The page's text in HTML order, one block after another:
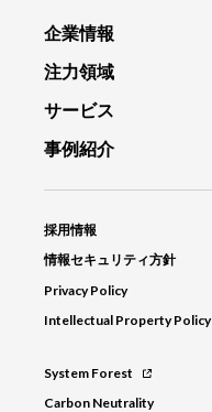
企業情報
注力領域
サービス
事例紹介
採用情報
情報セキュリティ方針
Privacy Policy
Intellectual Property Policy
System Forest
Carbon Neutrality